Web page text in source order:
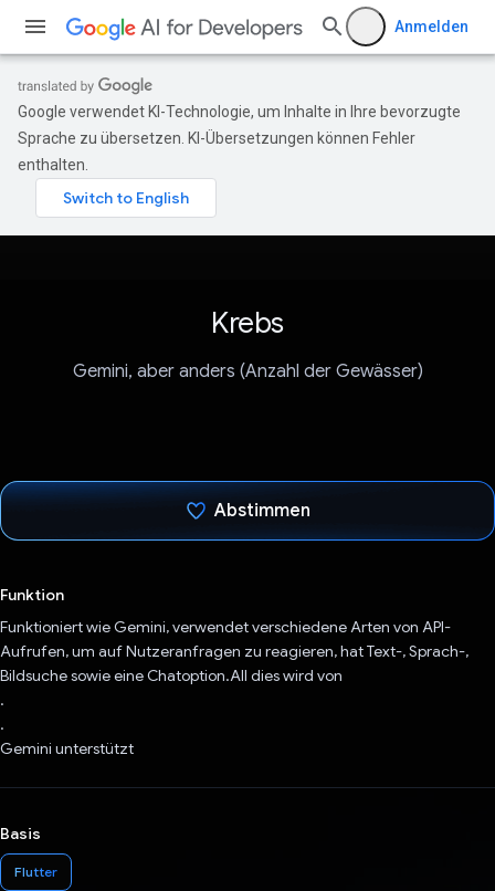
Anmelden
Google verwendet KI-Technologie, um Inhalte in Ihre bevorzugte
Sprache zu übersetzen. KI-Übersetzungen können Fehler
enthalten.
Krebs
Gemini, aber anders (Anzahl der Gewässer)
Abstimmen
Funktion
Funktioniert wie Gemini, verwendet verschiedene Arten von API-
Aufrufen, um auf Nutzeranfragen zu reagieren, hat Text-, Sprach-,
Bildsuche sowie eine Chatoption.All dies wird von
.
.
Gemini unterstützt
Basis
Flutter